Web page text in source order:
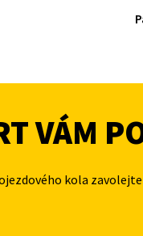
VÁM
kola